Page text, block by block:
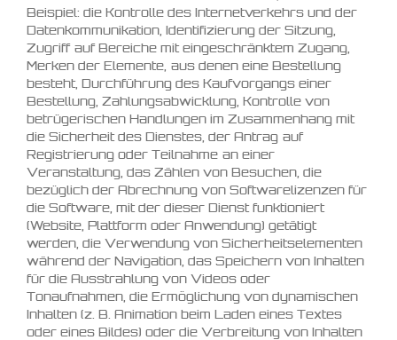
Beispiel: die Kontrolle des Internetverkehrs und der
Datenkommunikation, Identifizierung der Sitzung,
Zugriff auf Bereiche mit eingeschränktem Zugang,
Merken der Elemente, aus denen eine Bestellung
besteht, Durchführung des Kaufvorgangs einer
Bestellung, Zahlungsabwicklung, Kontrolle von
betrügerischen Handlungen im Zusammenhang mit
die Sicherheit des Dienstes, der Antrag auf
Registrierung oder Teilnahme an einer
Veranstaltung, das Zählen von Besuchen, die
bezüglich der Abrechnung von Softwarelizenzen für
die Software, mit der dieser Dienst funktioniert
(Website, Plattform oder Anwendung) getätigt
werden, die Verwendung von Sicherheitselementen
während der Navigation, das Speichern von Inhalten
für die Ausstrahlung von Videos oder
Tonaufnahmen, die Ermöglichung von dynamischen
Inhalten (z. B. Animation beim Laden eines Textes
oder eines Bildes) oder die Verbreitung von Inhalten